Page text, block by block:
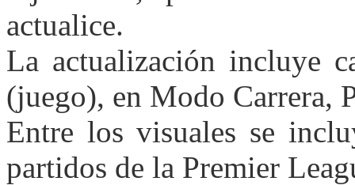
actualice.
La actualización incluye
(juego), en Modo Carrera,
Entre los visuales se
partidos de la Premier